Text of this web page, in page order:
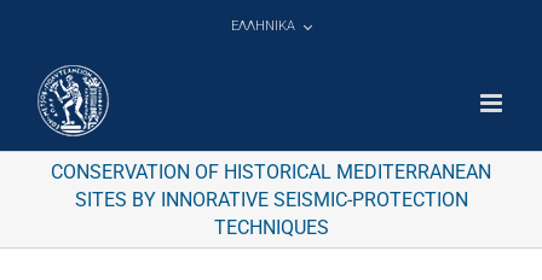
ΕΛΛΗΝΙΚΑ
CONSERVATION OF HISTORICAL MEDITERRANEAN
SITES BY INNORATIVE SEISMIC-PROTECTION
TECHNIQUES